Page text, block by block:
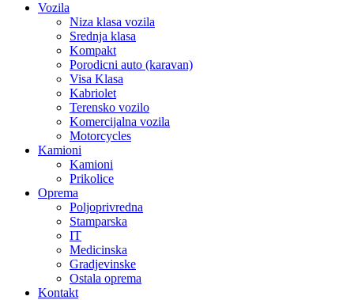
Vozila
Niza klasa vozila
Srednja klasa
Kompakt
Porodicni auto (karavan)
Visa Klasa
Kabriolet
Terensko vozilo
Komercijalna vozila
Motorcycles
Kamioni
Kamioni
Prikolice
Oprema
Poljoprivredna
Stamparska
IT
Medicinska
Gradjevinske
Ostala oprema
Kontakt